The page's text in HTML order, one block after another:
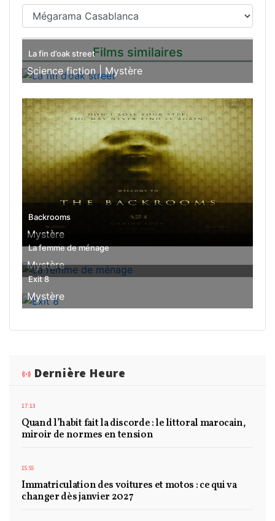
Films similaires
La fin d’oak street
Science fiction | Mystère
Backrooms
Mystère
La femme de ménage
Mystère
Exit 8
Mystère
Dernière Heure
17:13
Quand l’habit fait la discorde : le littoral marocain,
miroir de normes en tension
15:55
Immatriculation des voitures et motos : ce qui va
changer dès janvier 2027